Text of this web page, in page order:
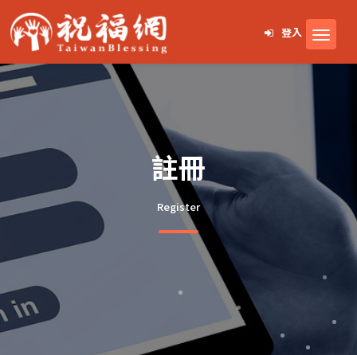
登入
註冊
Register